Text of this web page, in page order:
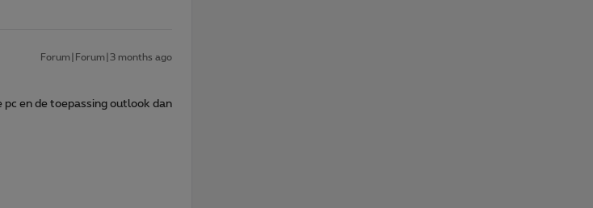
Forum|Forum|3 months ago
en de toepassing outlook dan